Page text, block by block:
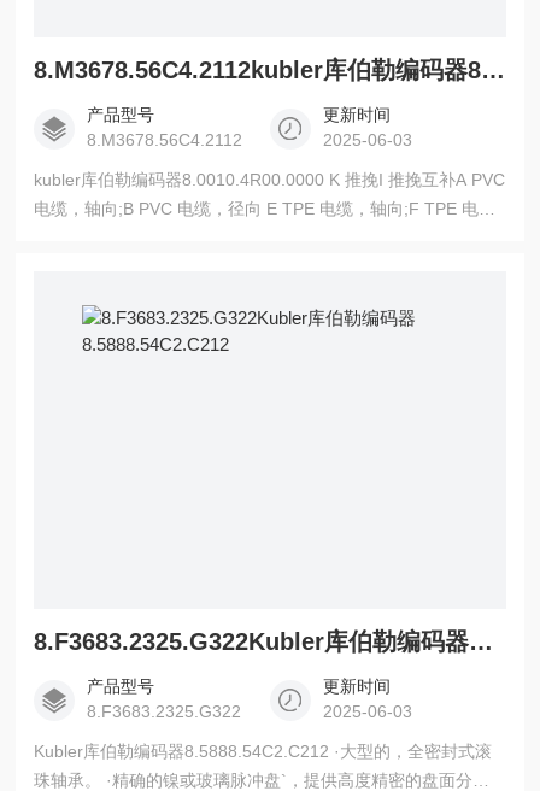
8.M3678.56C4.2112kubler库伯勒编码器8.0010.4R00.0000
产品型号
8.M3678.56C4.2112
更新时间
2025-06-03
kubler库伯勒编码器8.0010.4R00.0000 K 推挽I 推挽互补A PVC
电缆，轴向;B PVC 电缆，径向 E TPE 电缆，轴向;F TPE 电
12 脚，径向，逆
8.F3683.2325.G322Kubler库伯勒编码器8.5888.54C2.C212
产品型号
8.F3683.2325.G322
更新时间
2025-06-03
Kubler库伯勒编码器8.5888.54C2.C212 ·大型的，全密封式滚
珠轴承。 ·精确的镍或玻璃脉冲盘`，提供高度精密的盘面分